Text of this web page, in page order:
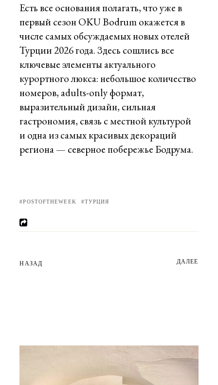
Есть все основания полагать, что уже в
первый сезон OKU Bodrum окажется в
числе самых обсуждаемых новых отелей
Турции 2026 года. Здесь сошлись все
ключевые элементы актуального
курортного люкса: небольшое количество
номеров, adults-only формат,
выразительный дизайн, сильная
гастрономия, связь с местной культурой
и одна из самых красивых декораций
региона — северное побережье Бодрума.
POSTOFTHEWEEK ТУРЦИЯ
НАЗАД ДАЛЕЕ